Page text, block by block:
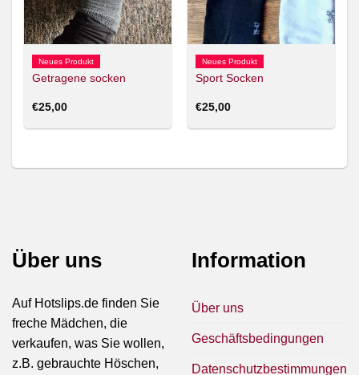
Neues Produkt
Getragene socken
€25,00
Neues Produkt
Sport Socken
€25,00
Über uns
Auf Hotslips.de finden Sie
freche Mädchen, die
verkaufen, was Sie wollen,
z.B. gebrauchte Höschen,
Information
Über uns
Geschäftsbedingungen
Datenschutzbestimmungen